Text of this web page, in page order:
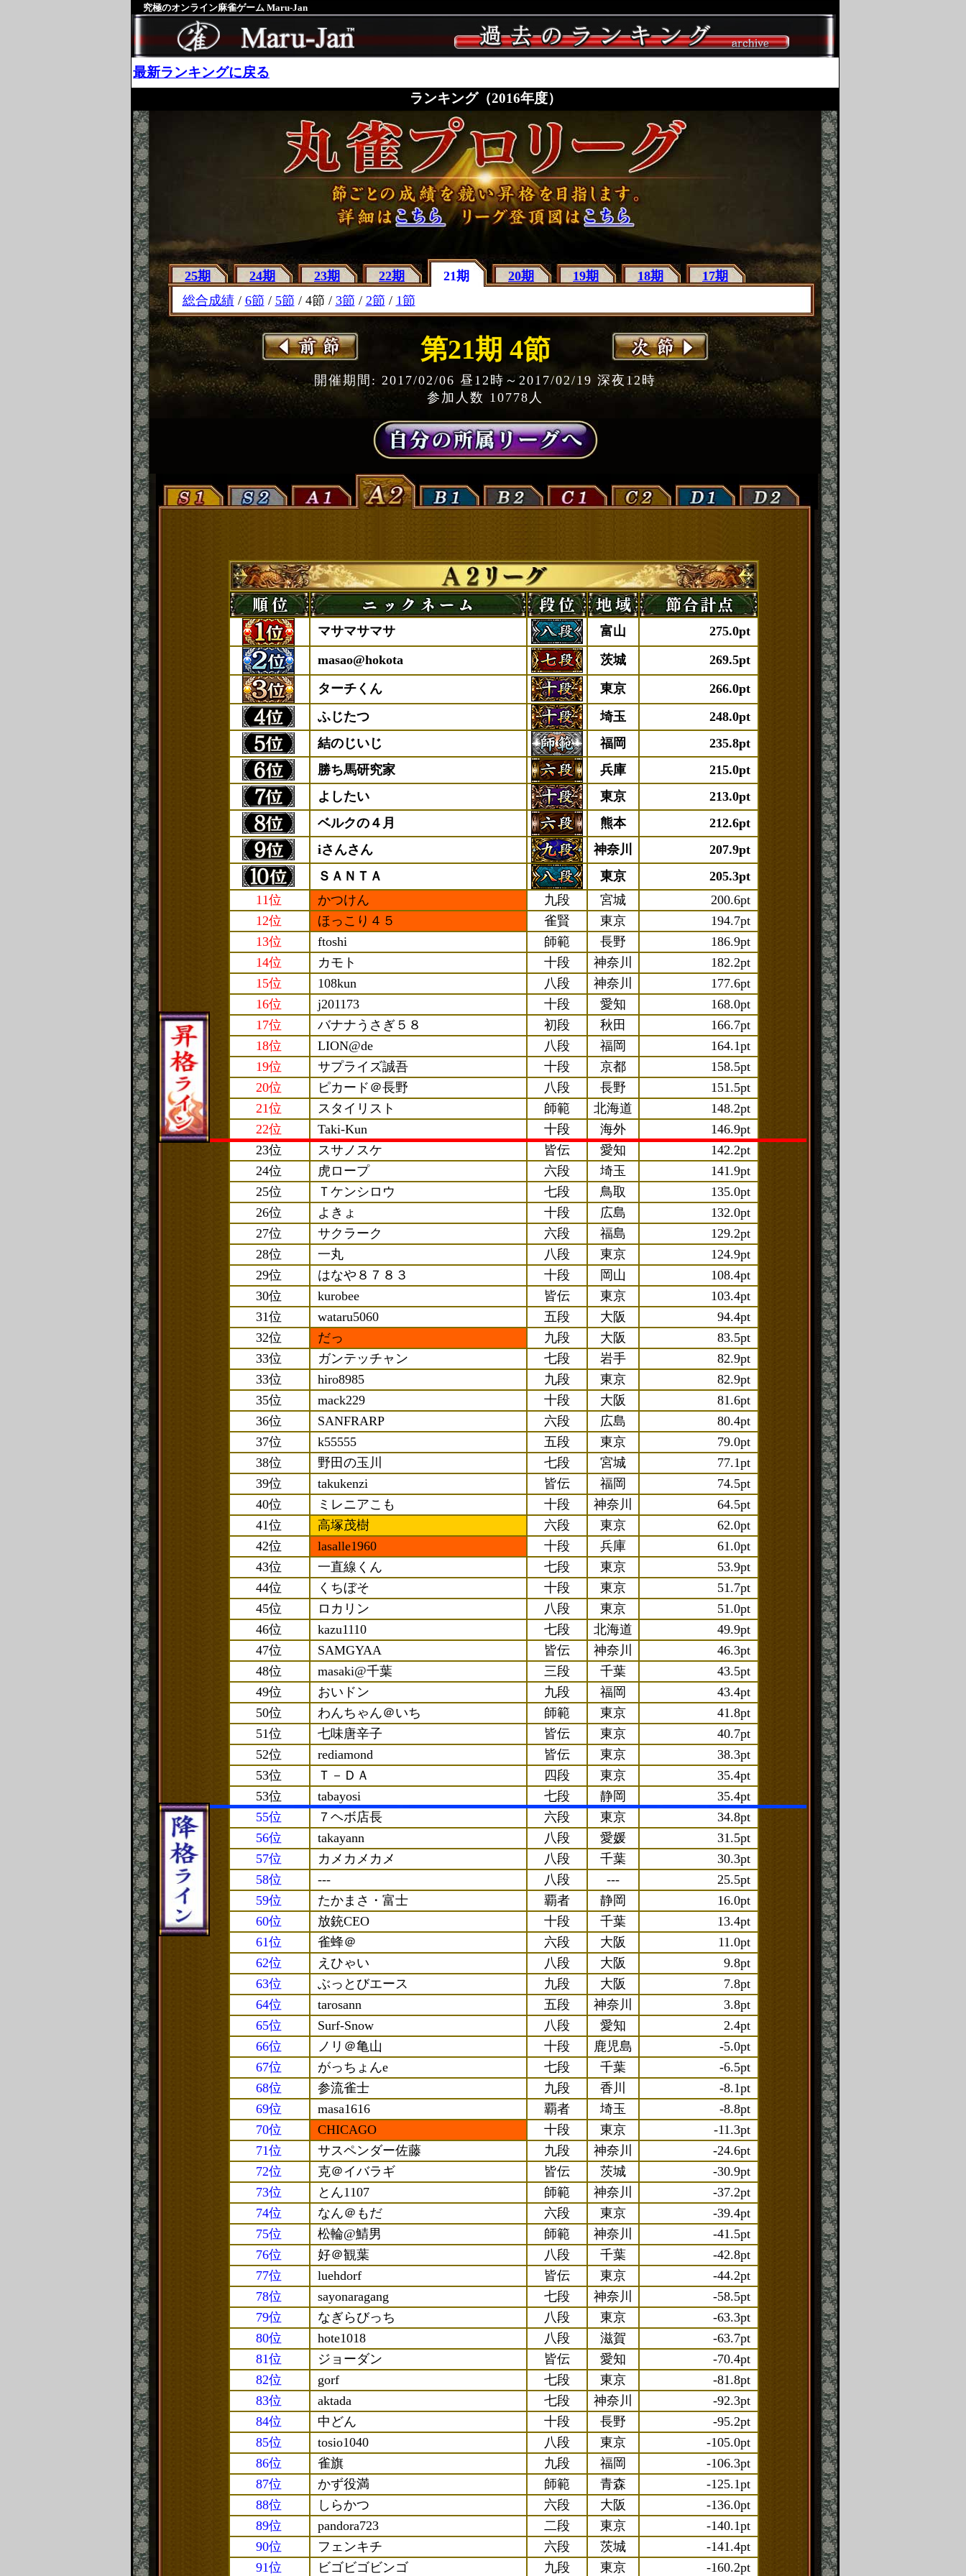
究極のオンライン麻雀ゲーム Maru-Jan
最新ランキングに戻る
ランキング（2016年度）
25期 24期 23期 22期 21期 20期 19期 18期
17期
総合成績/ 6節 / 5節 / 4節 / 3節 / 2節 / 1節
第21期 4節
開催期間: 2017/02/06 昼12時～2017/02/19 深夜12時
参加人数 10778人
マサマサマサ 富山
275.0pt
masao@hokota
茨城
269.5pt
ターチくん
東京
266.0pt
ふじたつ
埼玉
248.0pt
結のじいじ
福岡
235.8pt
勝ち馬研究家
兵庫
215.0pt
よしたい
東京
213.0pt
ベルクの４月
熊本
212.6pt
iさんさん
神奈川
207.9pt
ＳＡＮＴＡ
東京
205.3pt
11位
かつけん 九段 宮城
200.6pt
12位
ほっこり４５ 雀賢 東京
194.7pt
13位
ftoshi 師範 長野
186.9pt
14位
カモト 十段 神奈川
182.2pt
15位
108kun 八段 神奈川
177.6pt
16位
j201173 十段 愛知
168.0pt
17位
バナナうさぎ５８ 初段 秋田
166.7pt
18位
LION@de 八段 福岡
164.1pt
19位
サプライズ誠吾 十段 京都
158.5pt
20位
ピカード＠長野 八段 長野
151.5pt
21位
スタイリスト 師範 北海道
148.2pt
22位
Taki-Kun 十段 海外
146.9pt
23位
スサノスケ 皆伝 愛知
142.2pt
24位
虎ロープ 六段 埼玉
141.9pt
25位
Ｔケンシロウ 七段 鳥取
135.0pt
26位
よきょ 十段 広島
132.0pt
27位
サクラーク 六段 福島
129.2pt
28位
一丸 八段 東京
124.9pt
29位
はなや８７８３ 十段 岡山
108.4pt
30位
kurobee 皆伝 東京
103.4pt
31位
wataru5060 五段 大阪
94.4pt
32位
だっ 九段 大阪
83.5pt
33位
ガンテッチャン 七段 岩手
82.9pt
33位
hiro8985 九段 東京
82.9pt
35位
mack229 十段 大阪
81.6pt
36位
SANFRARP 六段 広島
80.4pt
37位
k55555 五段 東京
79.0pt
38位
野田の玉川 七段 宮城
77.1pt
39位
takukenzi 皆伝 福岡
74.5pt
40位
ミレニアこも 十段 神奈川
64.5pt
41位
高塚茂樹 六段 東京
62.0pt
42位
lasalle1960 十段 兵庫
61.0pt
43位
一直線くん 七段 東京
53.9pt
44位
くちぼそ 十段 東京
51.7pt
45位
ロカリン 八段 東京
51.0pt
46位
kazu1110 七段 北海道
49.9pt
47位
SAMGYAA 皆伝 神奈川
46.3pt
48位
masaki@千葉 三段 千葉
43.5pt
49位
おいドン 九段 福岡
43.4pt
50位
わんちゃん＠いち 師範 東京
41.8pt
51位
七味唐辛子 皆伝 東京
40.7pt
52位
rediamond 皆伝 東京
38.3pt
53位
Ｔ－ＤＡ 四段 東京
35.4pt
53位
tabayosi 七段 静岡
35.4pt
55位
７ヘボ店長 六段 東京
34.8pt
56位
takayann 八段 愛媛
31.5pt
57位
カメカメカメ 八段 千葉
30.3pt
58位
--- 八段 ---
25.5pt
59位
たかまさ・富士 覇者 静岡
16.0pt
60位
放銃CEO 十段 千葉
13.4pt
61位
雀蜂＠ 六段 大阪
11.0pt
62位
えひゃい 八段 大阪
9.8pt
63位
ぶっとびエース 九段 大阪
7.8pt
64位
tarosann 五段 神奈川
3.8pt
65位
Surf-Snow 八段 愛知
2.4pt
66位
ノリ＠亀山 十段 鹿児島
-5.0pt
67位
がっちょんe 七段 千葉
-6.5pt
68位
参流雀士 九段 香川
-8.1pt
69位
masa1616 覇者 埼玉
-8.8pt
70位
CHICAGO 十段 東京
-11.3pt
71位
サスペンダー佐藤 九段 神奈川
-24.6pt
72位
克＠イバラギ 皆伝 茨城
-30.9pt
73位
とん1107 師範 神奈川
-37.2pt
74位
なん＠もだ 六段 東京
-39.4pt
75位
松輪@鯖男 師範 神奈川
-41.5pt
76位
好＠観葉 八段 千葉
-42.8pt
77位
luehdorf 皆伝 東京
-44.2pt
78位
sayonaragang 七段 神奈川
-58.5pt
79位
なぎらびっち 八段 東京
-63.3pt
80位
hote1018 八段 滋賀
-63.7pt
81位
ジョーダン 皆伝 愛知
-70.4pt
82位
gorf 七段 東京
-81.8pt
83位
aktada 七段 神奈川
-92.3pt
84位
中どん 十段 長野
-95.2pt
85位
tosio1040 八段 東京
-105.0pt
86位
雀旗 九段 福岡
-106.3pt
87位
かず役満 師範 青森
-125.1pt
88位
しらかつ 六段 大阪
-136.0pt
89位
pandora723 二段 東京
-140.1pt
90位
フェンキチ 六段 茨城
-141.4pt
91位
ビゴビゴビンゴ 九段 東京 -160.2pt